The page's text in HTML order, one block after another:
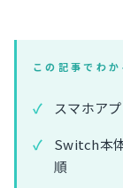
この記事でわか
スマホア
Switch本
順